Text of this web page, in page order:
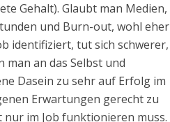
Gehalt). Glaubt man Medien,
und Burn-out, wohl eher
identifiziert, tut sich schwerer,
man an das Selbst und
Dasein zu sehr auf Erfolg im
Erwartungen gerecht zu
nur im Job funktionieren muss.